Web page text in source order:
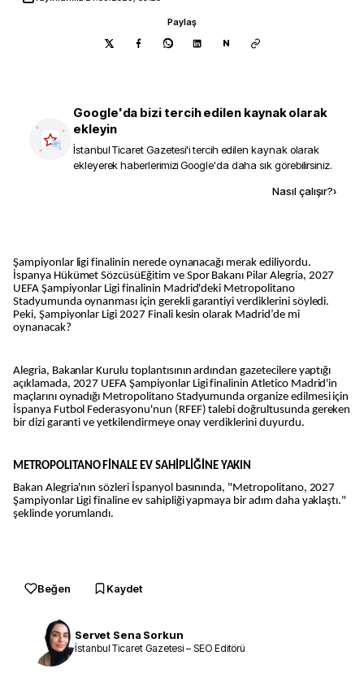
Paylaş
N
Google'da bizi tercih edilen kaynak olarak
ekleyin
İstanbul Ticaret Gazetesi'i tercih edilen kaynak olarak
ekleyerek haberlerimizi Google'da daha sık görebilirsiniz.
Nasıl çalışır?›
Şampiyonlar ligi finalinin nerede oynanacağı merak ediliyordu.
İspanya Hükümet SözcüsüEğitim ve Spor Bakanı Pilar Alegria, 2027
UEFA Şampiyonlar Ligi finalinin Madrid'deki Metropolitano
Stadyumunda oynanması için gerekli garantiyi verdiklerini söyledi.
Peki, Şampiyonlar Ligi 2027 Finali kesin olarak Madrid’de mi
oynanacak?
Alegria, Bakanlar Kurulu toplantısının ardından gazetecilere yaptığı
açıklamada, 2027 UEFA Şampiyonlar Ligi finalinin Atletico Madrid'in
maçlarını oynadığı Metropolitano Stadyumunda organize edilmesi için
İspanya Futbol Federasyonu'nun (RFEF) talebi doğrultusunda gereken
bir dizi garanti ve yetkilendirmeye onay verdiklerini duyurdu.
METROPOLITANO FİNALE EV SAHİPLİĞİNE YAKIN
Bakan Alegria'nın sözleri İspanyol basınında, "Metropolitano, 2027
Şampiyonlar Ligi finaline ev sahipliği yapmaya bir adım daha yaklaştı."
şeklinde yorumlandı.
Beğen Kaydet
Servet Sena Sorkun
İstanbul Ticaret Gazetesi – SEO Editörü